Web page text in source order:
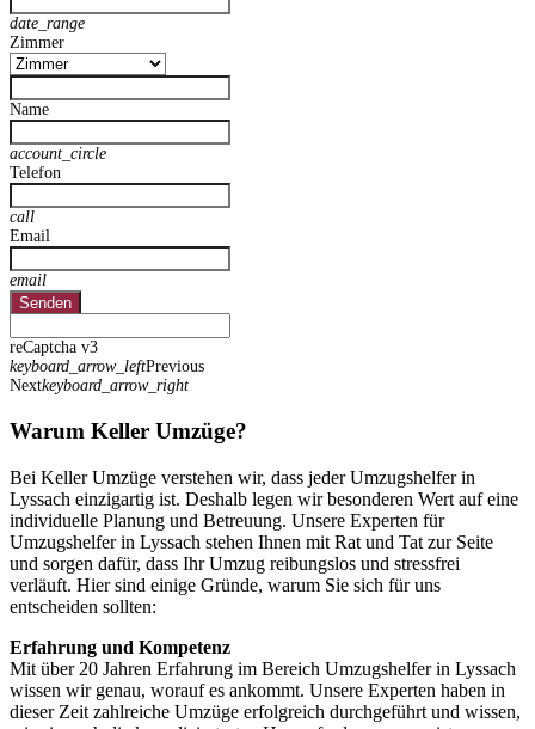
date_range
Zimmer
Name
account_circle
Telefon
call
Email
email
Senden
reCaptcha v3
keyboard_arrow_leftPrevious
Nextkeyboard_arrow_right
Warum Keller Umzüge?
Bei Keller Umzüge verstehen wir, dass jeder Umzugshelfer in
Lyssach einzigartig ist. Deshalb legen wir besonderen Wert auf eine
individuelle Planung und Betreuung. Unsere Experten für
Umzugshelfer in Lyssach stehen Ihnen mit Rat und Tat zur Seite
und sorgen dafür, dass Ihr Umzug reibungslos und stressfrei
verläuft. Hier sind einige Gründe, warum Sie sich für uns
entscheiden sollten:
Erfahrung und Kompetenz
Mit über 20 Jahren Erfahrung im Bereich Umzugshelfer in Lyssach
wissen wir genau, worauf es ankommt. Unsere Experten haben in
dieser Zeit zahlreiche Umzüge erfolgreich durchgeführt und wissen,